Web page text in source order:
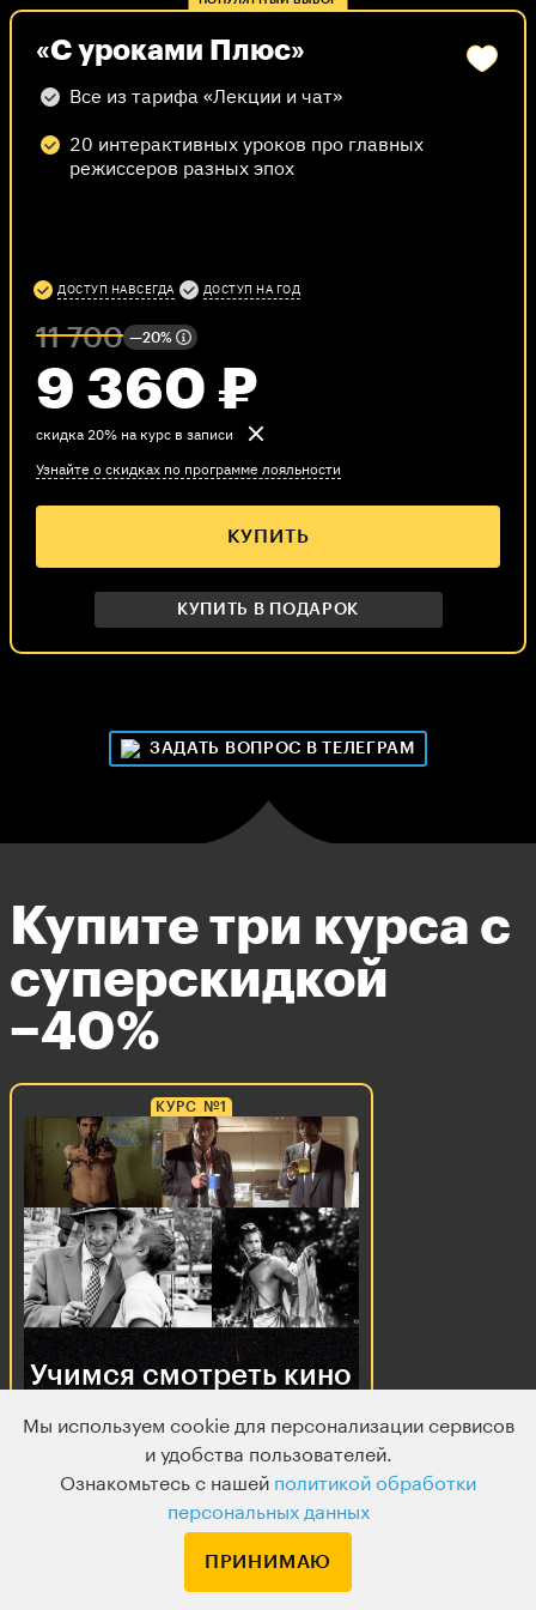
жанров
26. Комедия
В этот курс входят уроки
Level One Плюс
Уроки помогут узнать больше о теме курса
и проверить себя с помощью коротких
за час.
Уроки Level One Плюс, которые
«С уроками Плюс»
Все из тарифа «Лекции и чат»
20 интерактивных уроков про главных
режиссеров разных эпох
ДОСТУП НАВСЕГДА ДОСТУП НА ГОД
11 700 —20%
9 360 ₽
скидка 20% на курс в записи
Узнайте о скидках по программе лояльности
КУПИТЬ
КУПИТЬ В ПОДАРОК
ЗАДАТЬ ВОПРОС В ТЕЛЕГРАМ
Купите три курса с
суперскидкой
−40%
КУРС №1
Учимся смотреть кино
Мы используем cookie для персонализации сервисов
и удобства пользователей.
Ознакомьтесь с нашей политикой обработки
персональных данных
ПРИНИМАЮ